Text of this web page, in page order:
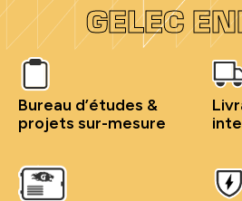
GELEC
Bureau d’études &
projets sur-mesure